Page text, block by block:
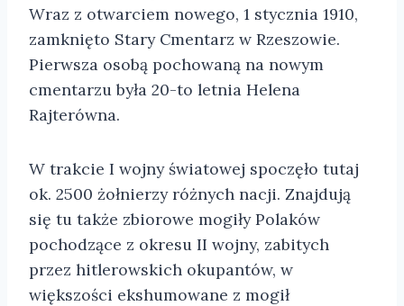
Wraz z otwarciem nowego, 1 stycznia 1910,
zamknięto Stary Cmentarz w Rzeszowie.
Pierwsza osobą pochowaną na nowym
cmentarzu była 20-to letnia Helena
Rajterówna.
W trakcie I wojny światowej spoczęło tutaj
ok. 2500 żołnierzy różnych nacji. Znajdują
się tu także zbiorowe mogiły Polaków
pochodzące z okresu II wojny, zabitych
przez hitlerowskich okupantów, w
większości ekshumowane z mogił